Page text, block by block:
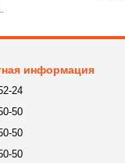
информация
24
50
50
50